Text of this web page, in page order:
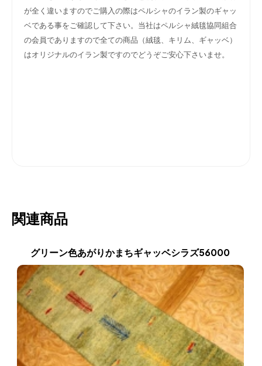
が全く違いますのでご購入の際はペルシャのイラン製のギャッ
ベである事をご確認して下さい。当社はペルシャ絨毯協同組合
の会員でありますので全ての商品（絨毯、キリム、ギャッベ）
はオリジナルのイラン製ですのでどうぞご安心下さいませ。
関連商品
グリーン色あがりかまちギャッベシラズ56000